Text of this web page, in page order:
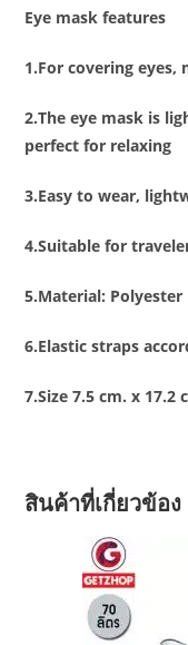
Eye mask features
1.For covering
2.The eye mask is
perfect for relaxing
3.Easy to wear,
4.Suitable for
5.Material:
6.Elastic straps
7.Size 7.5 cm. x 17.2
สินค้าที่เกี่ยวข้อง